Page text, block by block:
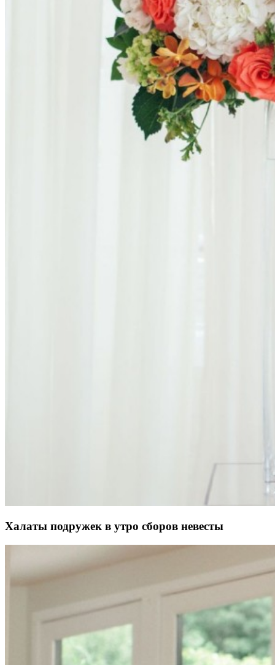
Халаты подружек в утро сборов невесты